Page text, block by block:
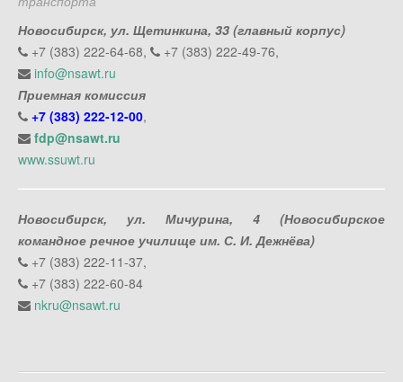
Новосибирск, ул. Щетинкина, 33 (главный корпус)
+7 (383) 222-64-68,
+7 (383) 222-49-76,
info@nsawt.ru
Приемная комиссия
+7 (383) 222-12-00,
fdp@nsawt.ru
www.ssuwt.ru
Новосибирск, ул. Мичурина, 4 (Новосибирское
командное речное училище им. С. И. Дежнёва)
+7 (383) 222-11-37,
+7 (383) 222-60-84
nkru@nsawt.ru